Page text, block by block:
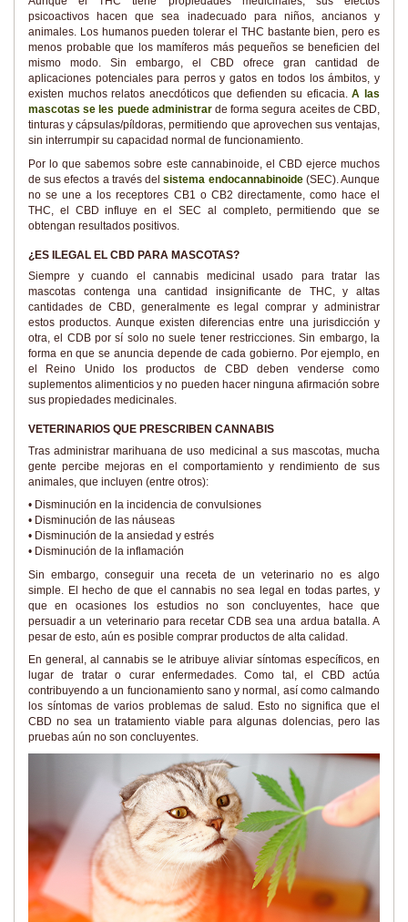
psicoactivos hacen que sea inadecuado para niños, ancianos y
animales. Los humanos pueden tolerar el THC bastante bien, pero es
menos probable que los mamíferos más pequeños se beneficien del
mismo modo. Sin embargo, el CBD ofrece gran cantidad de
aplicaciones potenciales para perros y gatos en todos los ámbitos, y
existen muchos relatos anecdóticos que defienden su eficacia.A las
mascotas se les puede administrarde forma segura aceites de CBD,
tinturas y cápsulas/píldoras, permitiendo que aprovechen sus ventajas,
sin interrumpir su capacidad normal de funcionamiento.
Por lo que sabemos sobre este cannabinoide, el CBD ejerce muchos
de sus efectos a través delsistema endocannabinoide(SEC). Aunque
no se une a los receptores CB1 o CB2 directamente, como hace el
THC, el CBD influye en el SEC al completo, permitiendo que se
obtengan resultados positivos.
¿ES ILEGAL EL CBD PARA MASCOTAS?
Siempre y cuando el cannabis medicinal usado para tratar las
mascotas contenga una cantidad insignificante de THC, y altas
cantidades de CBD, generalmente es legal comprar y administrar
estos productos. Aunque existen diferencias entre una jurisdicción y
otra, el CDB por sí solo no suele tener restricciones. Sin embargo, la
forma en que se anuncia depende de cada gobierno. Por ejemplo, en
el Reino Unido los productos de CBD deben venderse como
suplementos alimenticios y no pueden hacer ninguna afirmación sobre
sus propiedades medicinales.
VETERINARIOS QUE PRESCRIBEN CANNABIS
Tras administrar marihuana de uso medicinal a sus mascotas, mucha
gente percibe mejoras en el comportamiento y rendimiento de sus
animales, que incluyen (entre otros):
• Disminución en la incidencia de convulsiones
• Disminución de las náuseas
• Disminución de la ansiedad y estrés
• Disminución de la inflamación
Sin embargo, conseguir una receta de un veterinario no es algo
simple. El hecho de que el cannabis no sea legal en todas partes, y
que en ocasiones los estudios no son concluyentes, hace que
persuadir a un veterinario para recetar CDB sea una ardua batalla. A
pesar de esto, aún es posible comprar productos de alta calidad.
En general, al cannabis se le atribuye aliviar síntomas específicos, en
lugar de tratar o curar enfermedades. Como tal, el CBD actúa
contribuyendo a un funcionamiento sano y normal, así como calmando
los síntomas de varios problemas de salud. Esto no significa que el
CBD no sea un tratamiento viable para algunas dolencias, pero las
pruebas aún no son concluyentes.